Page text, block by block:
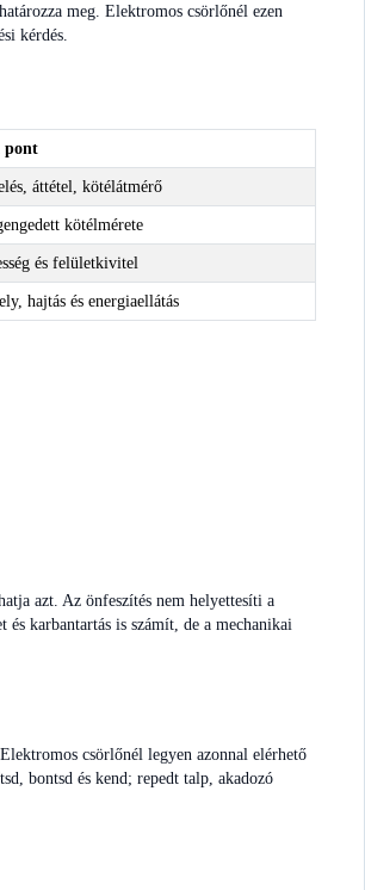
meg. Elektromos csörlőnél ezen
kérdés.
pont
áttétel, kötélátmérő
kötélmérete
és felületkivitel
hajtás és energiaellátás
azt. Az önfeszítés nem helyettesíti a
karbantartás is számít, de a mechanikai
csörlőnél legyen azonnal elérhető
bontsd és kend; repedt talp, akadozó